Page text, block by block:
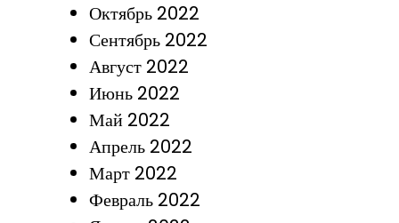
Октябрь 2022
Сентябрь 2022
Август 2022
Июнь 2022
Май 2022
Апрель 2022
Март 2022
Февраль 2022